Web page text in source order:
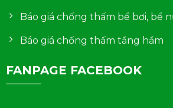
Báo giá chống thấm bể bơi, bể
Báo giá chống thấm tầng hầm
FANPAGE FACEBOOK